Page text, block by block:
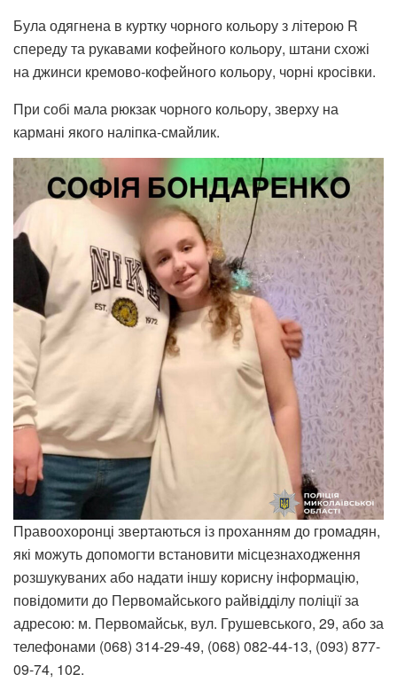
Була одягнена в куртку чорного кольору з літерою R
спереду та рукавами кофейного кольору, штани схожі
на джинси кремово-кофейного кольору, чорні кросівки.
При собі мала рюкзак чорного кольору, зверху на
кармані якого наліпка-смайлик.
Правоохоронці звертаються із проханням до громадян,
які можуть допомогти встановити місцезнаходження
розшукуваних або надати іншу корисну інформацію,
повідомити до Первомайського райвідділу поліції за
адресою: м. Первомайськ, вул. Грушевського, 29, або за
телефонами (068) 314-29-49, (068) 082-44-13, (093) 877-
09-74, 102.